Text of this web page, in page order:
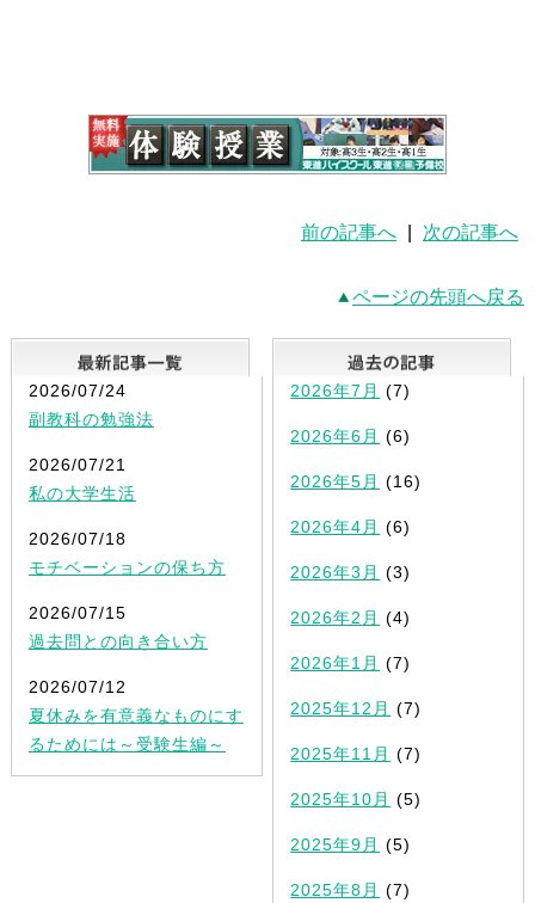
前の記事へ 次の記事へ
ページの先頭へ戻る
最新記事一覧
2026/07/24
副教科の勉強法
2026/07/21
私の大学生活
2026/07/18
モチベーションの保ち方
2026/07/15
過去問との向き合い方
2026/07/12
夏休みを有意義なものにす
るためには～受験生編～
2026年7月 (7)
2026年6月 (6)
2026年5月 (16)
2026年4月 (6)
2026年3月 (3)
2026年2月 (4)
2026年1月 (7)
2025年12月 (7)
2025年11月 (7)
2025年10月 (5)
2025年9月 (5)
2025年8月 (7)